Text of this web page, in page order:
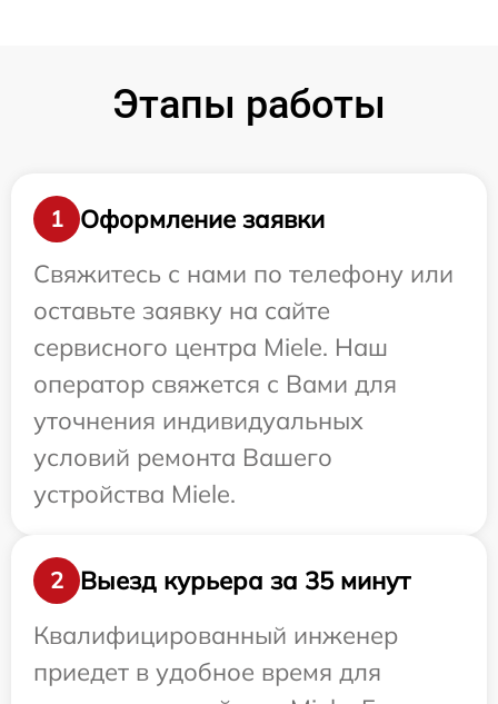
Этапы работы
1
Оформление заявки
Свяжитесь с нами по телефону или
оставьте заявку на сайте
сервисного центра Miele. Наш
оператор свяжется с Вами для
уточнения индивидуальных
условий ремонта Вашего
устройства Miele.
2
Выезд курьера за 35 минут
Квалифицированный инженер
приедет в удобное время для